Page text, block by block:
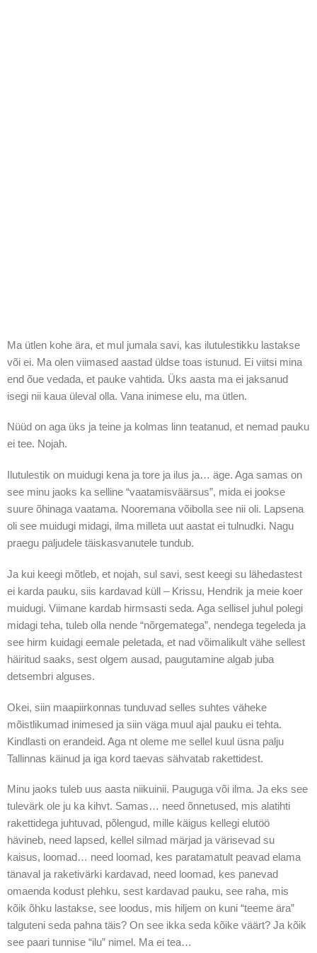
Ma ütlen kohe ära, et mul jumala savi, kas ilutulestikku lastakse
või ei. Ma olen viimased aastad üldse toas istunud. Ei viitsi mina
end õue vedada, et pauke vahtida. Üks aasta ma ei jaksanud
isegi nii kaua üleval olla. Vana inimese elu, ma ütlen.
Nüüd on aga üks ja teine ja kolmas linn teatanud, et nemad pauku
ei tee. Nojah.
Ilutulestik on muidugi kena ja tore ja ilus ja… äge. Aga samas on
see minu jaoks ka selline “vaatamisväärsus”, mida ei jookse
suure õhinaga vaatama. Nooremana võibolla see nii oli. Lapsena
oli see muidugi midagi, ilma milleta uut aastat ei tulnudki. Nagu
praegu paljudele täiskasvanutele tundub.
Ja kui keegi mõtleb, et nojah, sul savi, sest keegi su lähedastest
ei karda pauku, siis kardavad küll – Krissu, Hendrik ja meie koer
muidugi. Viimane kardab hirmsasti seda. Aga sellisel juhul polegi
midagi teha, tuleb olla nende “nõrgematega”, nendega tegeleda ja
see hirm kuidagi eemale peletada, et nad võimalikult vähe sellest
häiritud saaks, sest olgem ausad, paugutamine algab juba
detsembri alguses.
Okei, siin maapiirkonnas tunduvad selles suhtes väheke
mõistlikumad inimesed ja siin väga muul ajal pauku ei tehta.
Kindlasti on erandeid. Aga nt oleme me sellel kuul üsna palju
Tallinnas käinud ja iga kord taevas sähvatab rakettidest.
Minu jaoks tuleb uus aasta niikuinii. Pauguga või ilma. Ja eks see
tulevärk ole ju ka kihvt. Samas… need õnnetused, mis alatihti
rakettidega juhtuvad, põlengud, mille käigus kellegi elutöö
hävineb, need lapsed, kellel silmad märjad ja värisevad su
kaisus, loomad… need loomad, kes paratamatult peavad elama
tänaval ja raketivärki kardavad, need loomad, kes panevad
omaenda kodust plehku, sest kardavad pauku, see raha, mis
kõik õhku lastakse, see loodus, mis hiljem on kuni “teeme ära”
talguteni seda pahna täis? On see ikka seda kõike väärt? Ja kõik
see paari tunnise “ilu” nimel. Ma ei tea…